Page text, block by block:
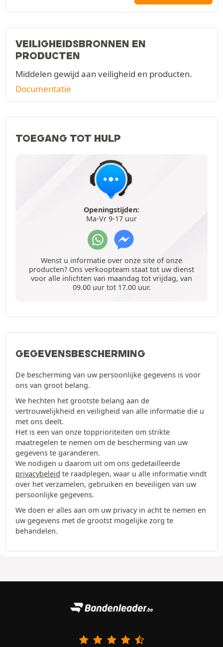
VEILIGHEIDSBRONNEN EN
PRODUCTEN
Middelen gewijd aan veiligheid en producten.
Documentatie
TOEGANG TOT HULP
Openingstijden:
Ma-Vr 9-17 uur
Wenst u informatie over onze site of onze
producten? Ons verkoopteam staat tot uw dienst
voor alle inlichten van maandag tot vrijdag, van
09.00 uur tot 17.00 uur.
GEGEVENSBESCHERMING
De bescherming van uw persoonlijke gegevens is voor
ons van groot belang.
We hechten het grootste belang aan de
vertrouwelijkheid en veiligheid van alle informatie die u
met ons deelt.
Het is een van onze topprioriteiten om strikte
maatregelen te nemen om de bescherming van uw
gegevens te garanderen.
We nodigen u daarom uit om ons gedetailleerde
privacybeleid te raadplegen, waar u alle informatie vindt
over het verzamelen, gebruiken en beveiligen van uw
persoonlijke gegevens.
We doen er alles aan om uw privacy in acht te nemen en
uw gegevens met de grootst mogelijke zorg te
behandelen.